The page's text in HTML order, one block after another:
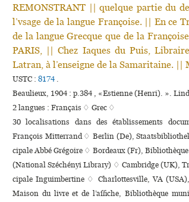
REMONSTRANT || quelque partie du
l’vsage de la langue Françoise. || En ce
de la langue Grecque que de la
PARIS, || Chez Iaques du Puis,
Latran, à l’enseigne de la Samaritaine. ||
USTC : 8174 .
Beaulieux, 1904 : p.384 , «Estienne (Henri). ».
2 langues : Français ♢ Grec ♢
30 localisations dans des établissements
François Mitterrand ♢ Berlin (De),
ci­pale Abbé Grégoire ♢ Bordeaux (Fr),
(National Széchényi Library) ♢ Cambridge (UK),
ci­pale Inguimbertine ♢ Charlottesville, VA
Maison du livre et de l’affi­che, Bibliothèque